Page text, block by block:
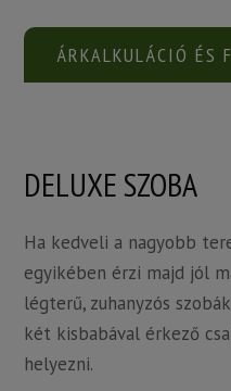
ÁRKALKULÁCIÓ ÉS
DELUXE SZOBA
Ha kedveli a nagyobb
egyikében érzi majd jól
légterű, zuhanyzós
két kisbabával érkező
helyezni.